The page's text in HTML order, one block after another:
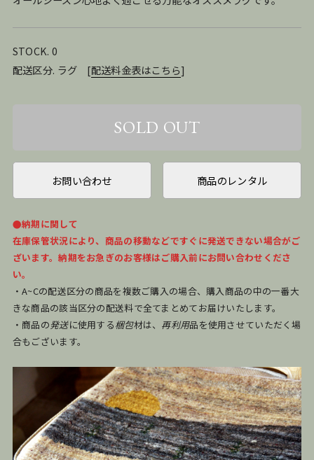
STOCK. 0
配送区分. ラグ [配送料金表はこちら]
お問い合わせ 商品のレンタル
●納期に関して
在庫保管状況により、商品の移動などですぐに発送できない場合がご
ざいます。納期をお急ぎのお客様はご購入前にお問い合わせくださ
い。
・A~Cの配送区分の商品を複数ご購入の場合、購入商品の中の一番大
きな商品の該当区分の配送料で全てまとめてお届けいたします。
・商品の発送に使用する梱包材は、 再利用品を使用させていただく場
合もございます。